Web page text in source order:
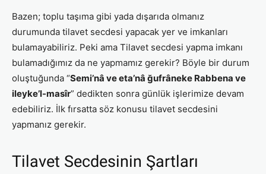
Bazen; toplu taşıma gibi yada dışarıda olmanız
durumunda tilavet secdesi yapacak yer ve imkanları
bulamayabiliriz. Peki ama Tilavet secdesi yapma imkanı
bulamadığımız da ne yapmamız gerekir? Böyle bir durum
oluştuğunda “Semi’nâ ve eta’nâ ğufrâneke Rabbena ve
ileyke’l-masîr” dedikten sonra günlük işlerimize devam
edebiliriz. İlk fırsatta söz konusu tilavet secdesini
yapmanız gerekir.
Tilavet Secdesinin Şartları